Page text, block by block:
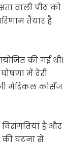
वाली पीठ को
तैयार है
की गई थी।
में देरी
मेडिकल कोर्सेज
हैं और
की घटना से